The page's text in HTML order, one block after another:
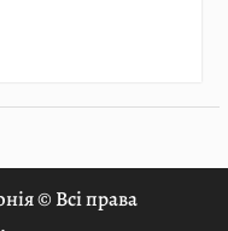
© Всі права